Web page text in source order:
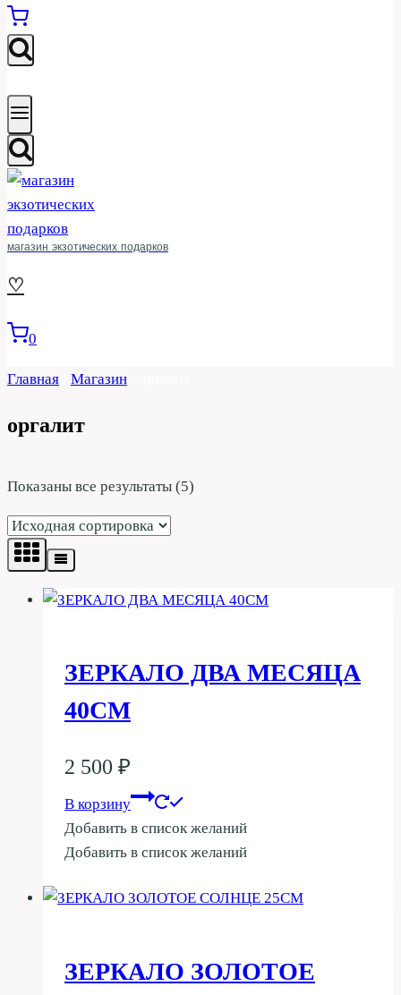
магазин экзотических подарков
♡
0
Главная Магазин
оргалит
Показаны все результаты (5)
ЗЕРКАЛО ДВА МЕСЯЦА
40СМ
2 500 ₽
В корзину
Добавить в список желаний
Добавить в список желаний
ЗЕРКАЛО ЗОЛОТОЕ